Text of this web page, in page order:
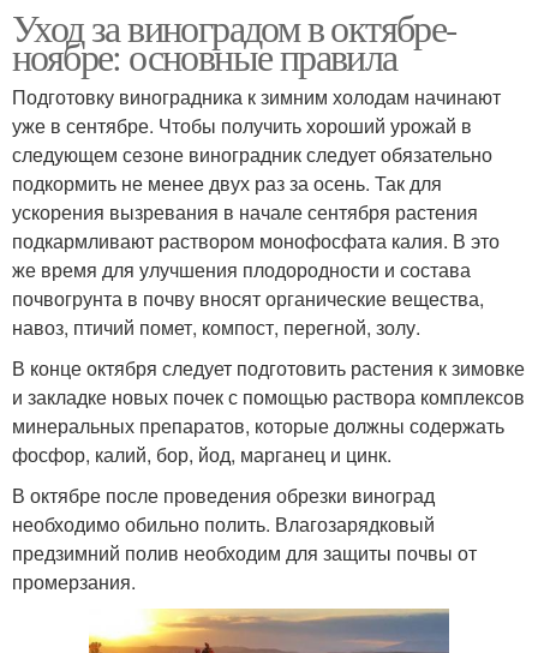
Уход за виноградом в октябре-
ноябре: основные правила
Подготовку виноградника к зимним холодам начинают
уже в сентябре. Чтобы получить хороший урожай в
следующем сезоне виноградник следует обязательно
подкормить не менее двух раз за осень. Так для
ускорения вызревания в начале сентября растения
подкармливают раствором монофосфата калия. В это
же время для улучшения плодородности и состава
почвогрунта в почву вносят органические вещества,
навоз, птичий помет, компост, перегной, золу.
В конце октября следует подготовить растения к зимовке
и закладке новых почек с помощью раствора комплексов
минеральных препаратов, которые должны содержать
фосфор, калий, бор, йод, марганец и цинк.
В октябре после проведения обрезки виноград
необходимо обильно полить. Влагозарядковый
предзимний полив необходим для защиты почвы от
промерзания.